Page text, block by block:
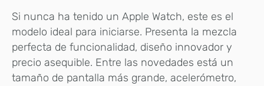
Si nunca ha tenido un Apple Watch, este es el
modelo ideal para iniciarse. Presenta la mezcla
perfecta de funcionalidad, diseño innovador y
precio asequible. Entre las novedades está un
tamaño de pantalla más grande, acelerómetro,